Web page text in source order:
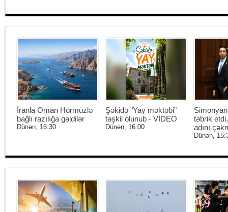
İranla Oman Hörmüzlə
bağlı razılığa gəldilər
Dünən, 16:30
Şəkidə "Yay məktəbi"
təşkil olunub - VİDEO
Dünən, 16:00
təbrik
adını
Dünən,